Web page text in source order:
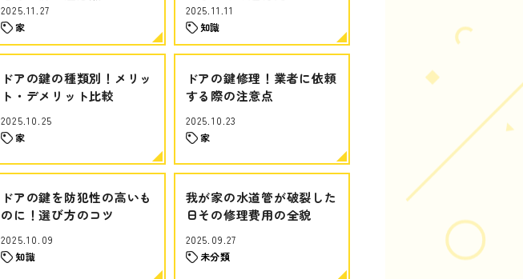
2025.11.27
家
2025.11.11
知識
ドアの鍵の種類別！メリッ
ト・デメリット比較
2025.10.25
家
ドアの鍵修理！業者に依頼
する際の注意点
2025.10.23
家
ドアの鍵を防犯性の高いも
のに！選び方のコツ
2025.10.09
知識
我が家の水道管が破裂した
日その修理費用の全貌
2025.09.27
未分類